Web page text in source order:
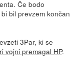
Če bodo
bil prevzem končan
3Par, ki se
vojni premagal HP.